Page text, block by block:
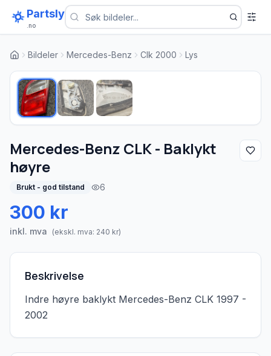
Partsly
.no
Bildeler Mercedes-Benz Clk 2000 Lys
Mercedes-Benz CLK - Baklykt
høyre
Brukt - god tilstand 6
300 kr
inkl. mva (ekskl. mva: 240 kr)
Beskrivelse
Indre høyre baklykt Mercedes-Benz CLK 1997 -
2002